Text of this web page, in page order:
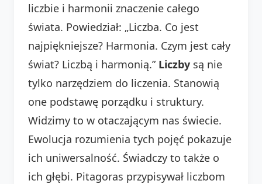
liczbie i harmonii znaczenie całego
świata. Powiedział: „Liczba. Co jest
najpiękniejsze? Harmonia. Czym jest cały
świat? Liczbą i harmonią.” Liczby są nie
tylko narzędziem do liczenia. Stanowią
one podstawę porządku i struktury.
Widzimy to w otaczającym nas świecie.
Ewolucja rozumienia tych pojęć pokazuje
ich uniwersalność. Świadczy to także o
ich głębi. Pitagoras przypisywał liczbom